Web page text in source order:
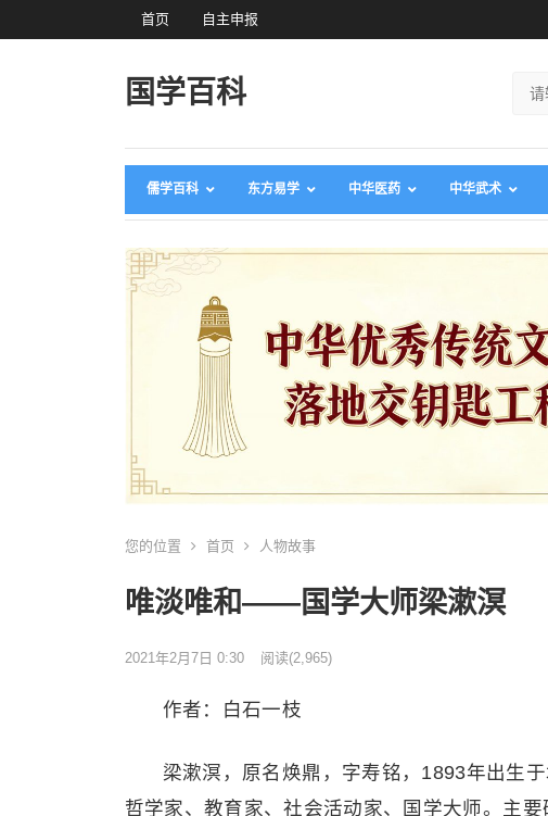
首页 自主申报
国学百科
儒学百科 东方易学 中华医药 中华武术
您的位置 首页 人物故事
唯淡唯和——国学大师梁漱溟
2021年2月7日 0:30 阅读(2,965)
作者：白石一枝
梁漱溟，原名焕鼎，字寿铭，1893年出生
哲学家、教育家、社会活动家、国学大师。主